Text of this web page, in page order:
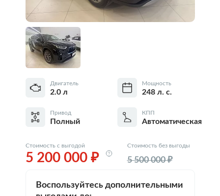
Двигатель
2.0 л
Мощность
248 л. с.
Привод
Полный
КПП
Автоматическая
Стоимость с выгодой
5 200 000 ₽
Стоимость без выгоды
5 500 000 ₽
Воспользуйтесь дополнительными